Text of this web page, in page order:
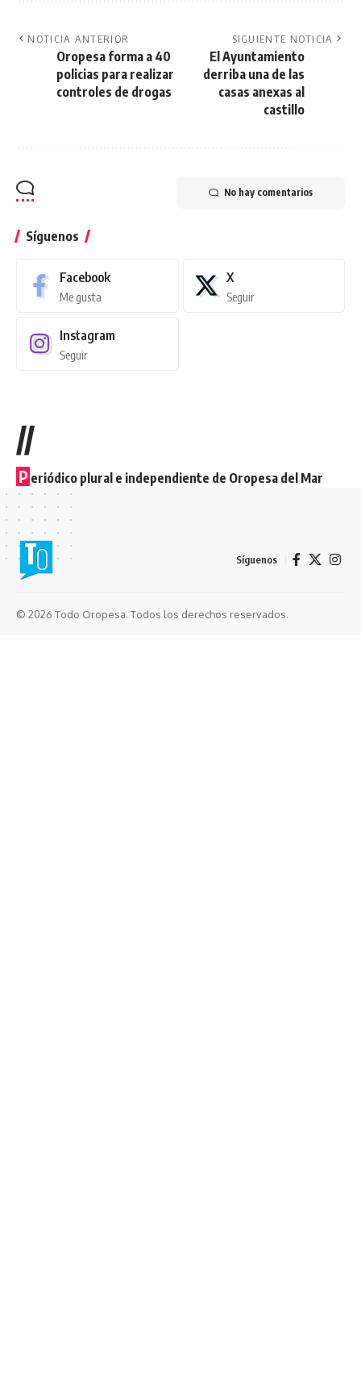
NOTICIA ANTERIOR
Oropesa forma a 40
policias para realizar
controles de drogas
SIGUIENTE NOTICIA
El Ayuntamiento
derriba una de las
casas anexas al
castillo
No hay comentarios
Síguenos
Facebook
Me gusta
X
Seguir
Instagram
Seguir
//
P eriódico plural e independiente de Oropesa del Mar
Síguenos
© 2026 Todo Oropesa. Todos los derechos reservados.